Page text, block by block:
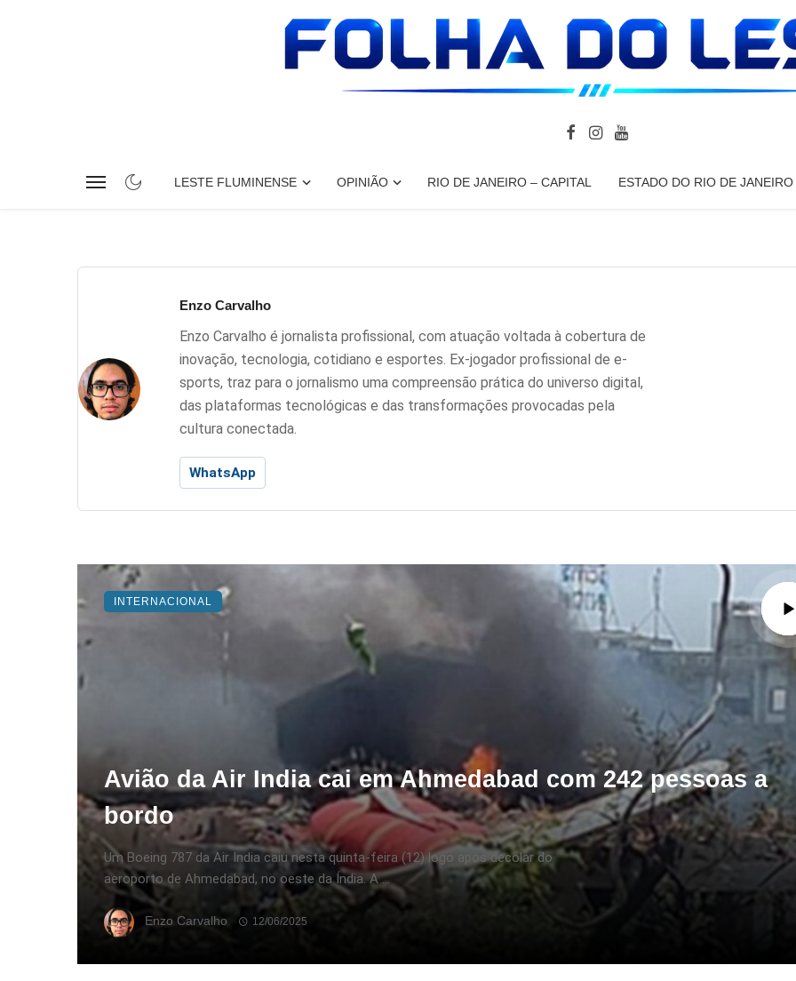
LESTE FLUMINENSE OPINIÃO RIO DE JANEIRO – CAPITAL ESTADO DO RIO DE JANEIRO
Enzo Carvalho
Enzo Carvalho é jornalista profissional, com atuação voltada à cobertura de
inovação, tecnologia, cotidiano e esportes. Ex-jogador profissional de e-
sports, traz para o jornalismo uma compreensão prática do universo digital,
das plataformas tecnológicas e das transformações provocadas pela
cultura conectada.
WhatsApp
Avião da Air India cai em Ahmedabad com 242 pessoas a
bordo
Um Boeing 787 da Air India caiu nesta quinta-feira (12) logo após decolar do
aeroporto de Ahmedabad, no oeste da Índia. A ...
Enzo Carvalho 12/06/2025
INTERNACIONAL